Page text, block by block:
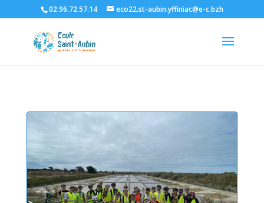
02.96.72.57.14 eco22.st-aubin.yffiniac@e-c.bzh